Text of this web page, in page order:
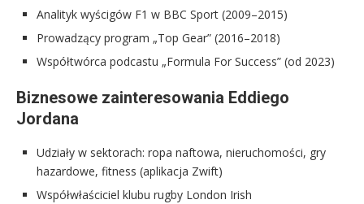
Analityk wyścigów F1 w BBC Sport (2009–2015)
Prowadzący program „Top Gear” (2016–2018)
Współtwórca podcastu „Formula For Success” (od 2023)
Biznesowe zainteresowania Eddiego
Jordana
Udziały w sektorach: ropa naftowa, nieruchomości, gry
hazardowe, fitness (aplikacja Zwift)
Współwłaściciel klubu rugby London Irish